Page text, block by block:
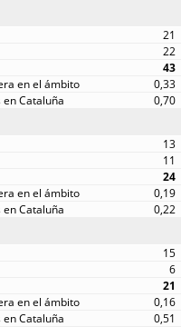
21
22
43
0,33
0,70
13
11
24
0,19
0,22
15
6
21
0,16
0,51